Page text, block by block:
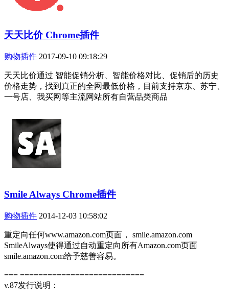
天天比价 Chrome插件
购物插件 2017-09-10 09:18:29
天天比价通过 智能促销分析、智能价格对比、促销后的历史
价格走势，找到真正的全网最低价格，目前支持京东、苏宁、
一号店、我买网等主流网站所有自营品类商品
Smile Always Chrome插件
购物插件 2014-12-03 10:58:02
重定向任何www.amazon.com页面， smile.amazon.com
SmileAlways使得通过自动重定向所有Amazon.com页面
smile.amazon.com给予慈善容易。
=== ===========================
v.87发行说明：